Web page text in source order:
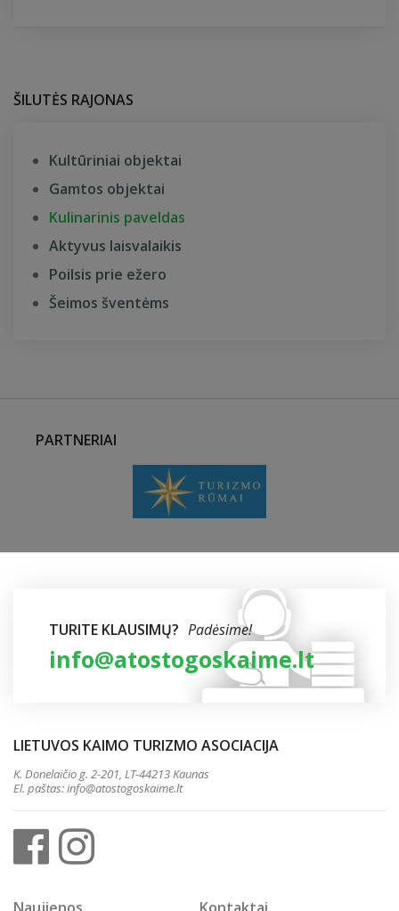
ŠILUTĖS RAJONAS
Kultūriniai objektai
Gamtos objektai
Kulinarinis paveldas
Aktyvus laisvalaikis
Poilsis prie ežero
Šeimos šventėms
PARTNERIAI
TURITE KLAUSIMŲ? Padėsime!
info@atostogoskaime.lt
LIETUVOS KAIMO TURIZMO ASOCIACIJA
K. Donelaičio g. 2-201, LT-44213 Kaunas
El. paštas:info@atostogoskaime.lt